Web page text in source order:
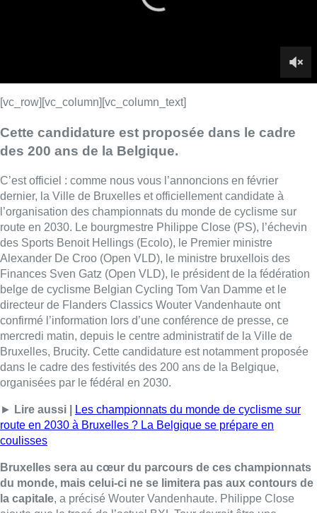
dernier, la Ville de Bruxelles et officiellement candidate à
Finances Sven Gatz (Open VLD), le président de la fédération
belge de cyclisme Belgian Cycling Tom Van Damme et le
confirmé l’information lors d’une conférence de presse, ce
mercredi matin, depuis le centre administratif de la Ville de
Bruxelles, Brucity. Cette candidature est notamment proposée
dans le cadre des festivités des 200 ans de la Belgique,
organisées par le fédéral en 2030.
Lire aussi | Les championnats du monde de cyclisme sur
route en 2030 à Bruxelles ? La Belgique se prépare en
coulisses
Bruxelles sera au cœur du parcours de ces championnats
du monde, mais celui-ci ne se limitera pas aux contours de
la capitale, a précisé Wouter Vandenhaute. Philippe Close
ajoute que le tracé de l’actuel BXL Tour devrait être une
inspiration pour les tracés des contre-la-montre et des courses
en ligne, prévus sur huit jours. Il est toutefois encore trop tôt
pour annoncer ce que sera le parcours exact. Le budget devrait
tourner autour des25 millions d’euros
partenaires publics et privés.
“Nous avons encore du temps
pour discuter avec l’ensemble des partenaires”, estime Wouter
Vandenhaute.
“Ce ne sera pas évident, le cyclisme est un sport mondial avec
de plus en plus de candidats pour organiser un tel événement”
a confié Tom Van Damme.
“Mais la Belgique a des atouts
fantastiques. En 2030, ce seront les 200 ans de la Belgique,